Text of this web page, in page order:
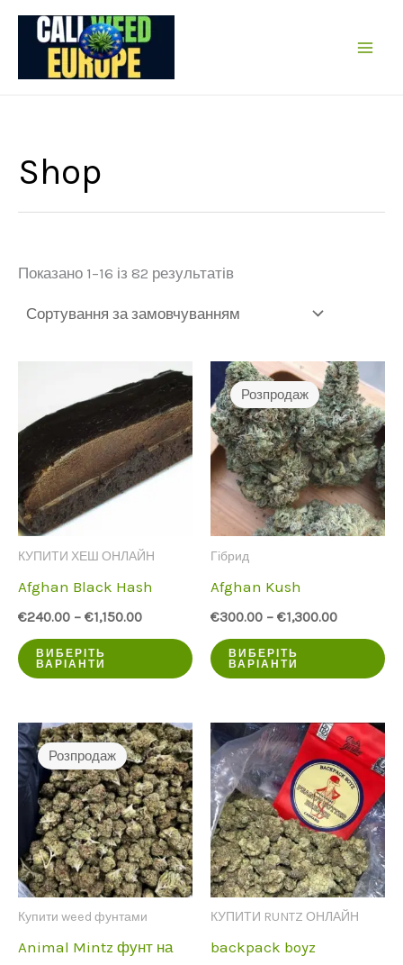
Перейти
вмісту
Shop
Показано 1–16 із 82 результатів
КУПИТИ ХЕШ ОНЛАЙН
Afghan Black Hash
€240.00 – €1,150.00
ВИБЕРІТЬ
ВАРІАНТИ
Цей
продукт
кілька
варіантів.
Опції
можна
вибрати
на
сторінці
продукту
Розпродаж
Гібрид
Afghan Kush
€300.00 – €1,300.00
ВИБЕРІТЬ
ВАРІАНТИ
на
Розпродаж
Купити weed фунтами
Animal Mintz фунт на
КУПИТИ RUNTZ ОНЛАЙН
backpack boyz